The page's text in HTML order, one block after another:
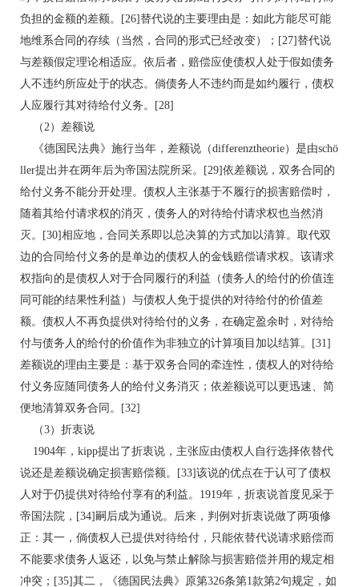
负担的金额的差额。[26]替代说的主要理由是：如此方能尽可能
地维系合同的存续（当然，合同的形式已经改变）；[27]替代说
与差额假定理论相适应。依后者，赔偿应使债权人处于假如债务
人不违约所应处于的状态。倘债务人不违约而是如约履行，债权
人应履行其对待给付义务。[28]
（2）差额说
《德国民法典》施行当年，差额说（differenztheorie）是由schö
ller提出并在两年后为帝国法院所采。[29]依差额说，双务合同的
给付义务不能分开处理。债权人主张基于不履行的损害赔偿时，
随着其给付请求权的消灭，债务人的对待给付请求权也当然消
灭。[30]相应地，合同关系即以总决算的方式加以清算。取代双
边的合同给付义务的是单边的债权人的金钱赔偿请求权。该请求
权指向的是债权人对于合同履行的利益（债务人的给付的价值连
同可能的结果性利益）与债权人免于提供的对待给付的价值差
额。债权人不再负提供对待给付的义务，在确定盈余时，对待给
付与债务人的给付的价值作为非独立的计算项目加以结算。[31]
差额说的理由主要是：基于双务合同的牵连性，债权人的对待给
付义务应随同债务人的给付义务消灭；依差额说可以更迅速、简
便地清算双务合同。[32]
（3）折衷说
1904年，kipp提出了折衷说，主张应由债权人自行选择依替代
说还是差额说确定损害赔偿额。[33]该说的优点在于认可了债权
人对于仍提供对待给付享有的利益。1919年，折衷说首度见采于
帝国法院，[34]嗣后成为通说。后来，判例对折衷说做了两项修
正：其一，倘债权人已提供对待给付，只能依替代说请求赔偿而
不能要求债务人返还，以免与禁止解除与损害赔偿并用的规定相
冲突；[35]其二，《德国民法典》原第326条第1款第2句规定，如